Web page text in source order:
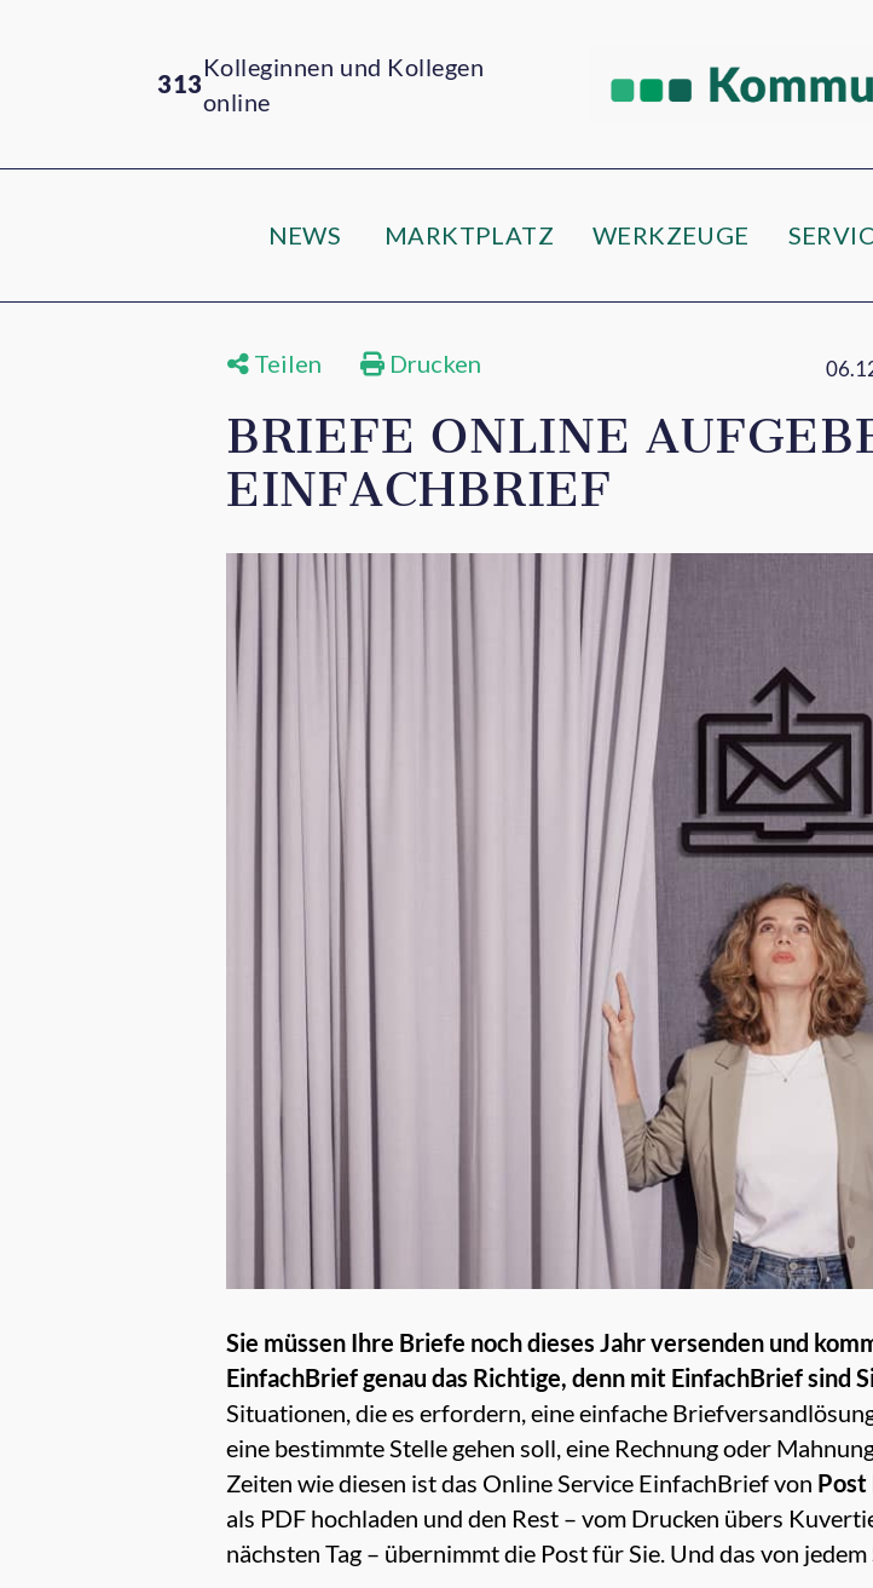
313
Kolleginnen und Kollegen
online
NEWS MARKTPLATZ WERKZEUGE
Teilen Drucken
BRIEFE ONLINE
EINFACHBRIEF
Sie müssen Ihre Briefe noch dieses Jahr versenden und
EinfachBrief genau das Richtige, denn mit EinfachBrief sind
Situationen, die es erfordern, eine einfache
eine bestimmte Stelle gehen soll, eine Rechnung oder
Zeiten wie diesen ist das Online Service EinfachBrief von Post
als PDF hochladen und den Rest – vom Drucken übers
nächsten Tag – übernimmt die Post für Sie. Und das von